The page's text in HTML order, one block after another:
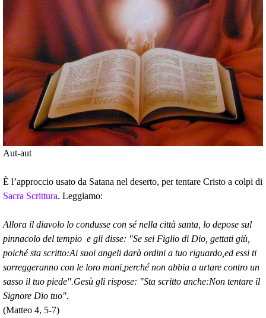
Aut-aut
È l’approccio usato da Satana nel deserto, per tentare Cristo a colpi di
Sacra Scrittura. Leggiamo:
Allora il diavolo lo condusse con sé nella città santa, lo depose sul
pinnacolo del tempio e gli disse: "Se sei Figlio di Dio, gettati giù,
poiché sta scritto:Ai suoi angeli darà ordini a tuo riguardo,ed essi ti
sorreggeranno con le loro mani,perché non abbia a urtare contro un
sasso il tuo piede".Gesù gli rispose: "Sta scritto anche:Non tentare il
Signore Dio tuo".
(Matteo 4, 5-7)